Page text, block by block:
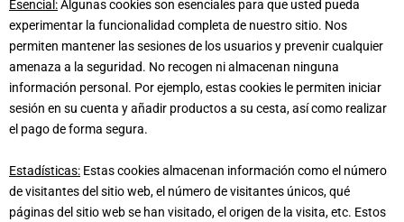
Esencial:Algunas cookies son esenciales para que usted pueda
experimentar la funcionalidad completa de nuestro sitio. Nos
permiten mantener las sesiones de los usuarios y prevenir cualquier
amenaza a la seguridad. No recogen ni almacenan ninguna
información personal. Por ejemplo, estas cookies le permiten iniciar
sesión en su cuenta y añadir productos a su cesta, así como realizar
el pago de forma segura.
Estadísticas: Estas cookies almacenan información como el número
de visitantes del sitio web, el número de visitantes únicos, qué
páginas del sitio web se han visitado, el origen de la visita, etc. Estos